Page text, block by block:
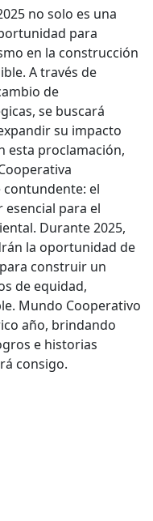
no solo es una
para
en la construcción
A través de
de
se buscará
su impacto
esta proclamación,
el
para el
Durante 2025,
la oportunidad de
construir un
de equidad,
Mundo Cooperativo
año, brindando
e historias
consigo.
las Cooperativas:
celebra sus 5.000